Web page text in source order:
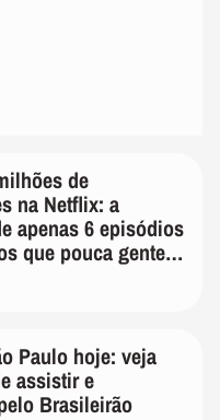
de
na Netflix: a
apenas 6 episódios
que pouca gente
Paulo hoje: veja
assistir e
Brasileirão